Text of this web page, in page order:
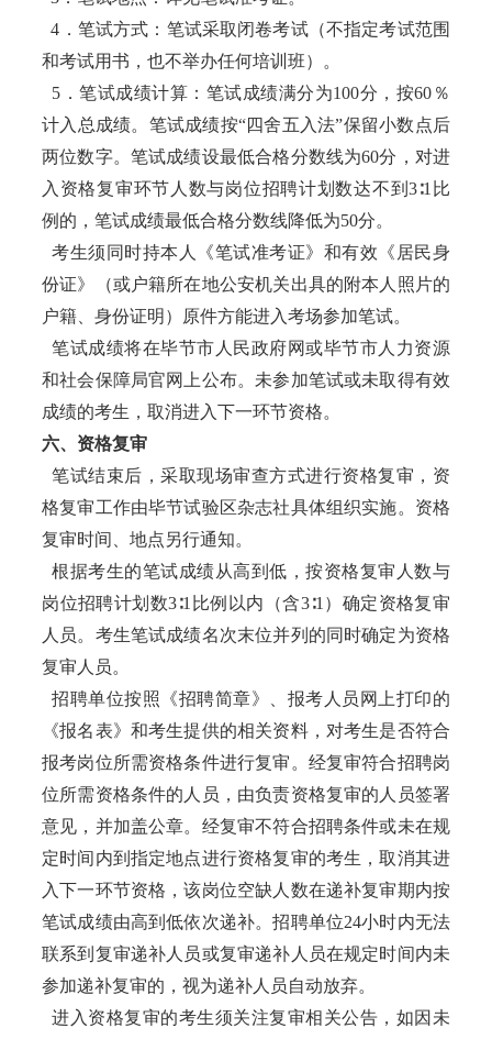
4．笔试方式：笔试采取闭卷考试（不指定考试范围
和考试用书，也不举办任何培训班）。
5．笔试成绩计算：笔试成绩满分为100分，按60％
计入总成绩。笔试成绩按“四舍五入法”保留小数点后
两位数字。笔试成绩设最低合格分数线为60分，对进
入资格复审环节人数与岗位招聘计划数达不到3∶1比
例的，笔试成绩最低合格分数线降低为50分。
考生须同时持本人《笔试准考证》和有效《居民身
份证》（或户籍所在地公安机关出具的附本人照片的
户籍、身份证明）原件方能进入考场参加笔试。
笔试成绩将在毕节市人民政府网或毕节市人力资源
和社会保障局官网上公布。未参加笔试或未取得有效
成绩的考生，取消进入下一环节资格。
六、资格复审
笔试结束后，采取现场审查方式进行资格复审，资
格复审工作由毕节试验区杂志社具体组织实施。资格
复审时间、地点另行通知。
根据考生的笔试成绩从高到低，按资格复审人数与
岗位招聘计划数3∶1比例以内（含3∶1）确定资格复审
人员。考生笔试成绩名次末位并列的同时确定为资格
复审人员。
招聘单位按照《招聘简章》、报考人员网上打印的
《报名表》和考生提供的相关资料，对考生是否符合
报考岗位所需资格条件进行复审。经复审符合招聘岗
位所需资格条件的人员，由负责资格复审的人员签署
意见，并加盖公章。经复审不符合招聘条件或未在规
定时间内到指定地点进行资格复审的考生，取消其进
入下一环节资格，该岗位空缺人数在递补复审期内按
笔试成绩由高到低依次递补。招聘单位24小时内无法
联系到复审递补人员或复审递补人员在规定时间内未
参加递补复审的，视为递补人员自动放弃。
进入资格复审的考生须关注复审相关公告，如因未